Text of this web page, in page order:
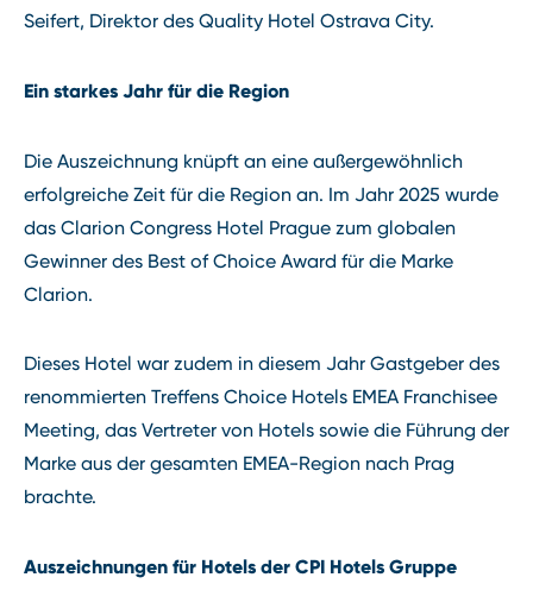
Seifert, Direktor des Quality Hotel Ostrava City.
Ein starkes Jahr für die Region
Die Auszeichnung knüpft an eine außergewöhnlich
erfolgreiche Zeit für die Region an. Im Jahr 2025 wurde
das Clarion Congress Hotel Prague zum globalen
Gewinner des Best of Choice Award für die Marke
Clarion.
Dieses Hotel war zudem in diesem Jahr Gastgeber des
renommierten Treffens Choice Hotels EMEA Franchisee
Meeting, das Vertreter von Hotels sowie die Führung der
Marke aus der gesamten EMEA-Region nach Prag
brachte.
Auszeichnungen für Hotels der CPI Hotels Gruppe